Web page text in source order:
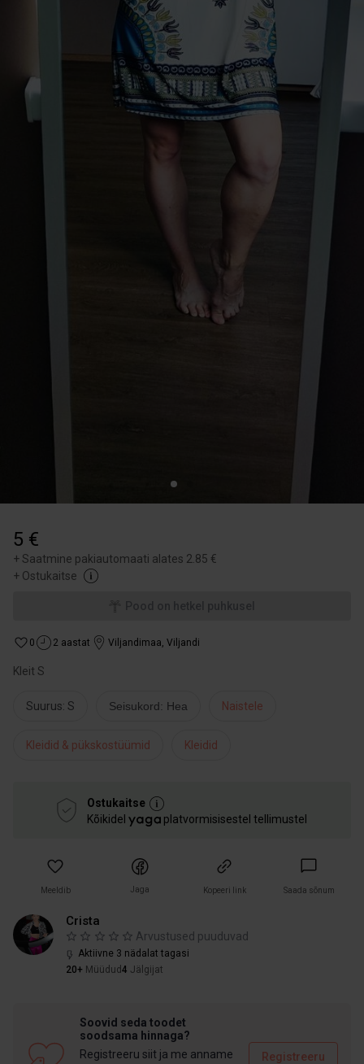
5 €
+Saatmine pakiautomaati alates 2.85 €
+ Ostukaitse
0 2 aastat Viljandimaa, Viljandi
Kleit S
Suurus: S Seisukord: Hea Naistele
Kleidid & pükskostüümid Kleidid
Ostukaitse
Kõikidel
platvormisisestel tellimustel
Meeldib Jaga Kopeeri link Saada sõnum
Crista
Arvustused puuduvad
Aktiivne 3 nädalat tagasi
20+ Müüdud 4 Jälgijat
Soovid seda toodet
soodsama hinnaga?
Registreeru siit ja me anname
Registreeru